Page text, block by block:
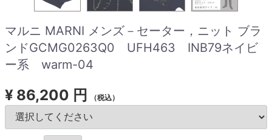
マルニ MARNI メンズ－セーター，ニット ブラ
ンドGCMG0263Q0 UFH463 INB79ネイビ
ー系 warm-04
¥ 86,200 円 （税込）